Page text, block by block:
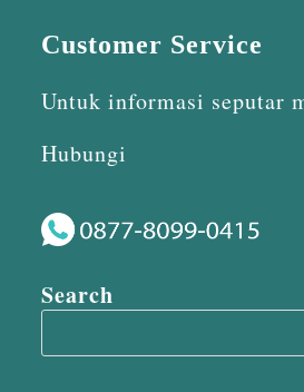
Customer Service
Untuk informasi seputar
Hubungi
Search